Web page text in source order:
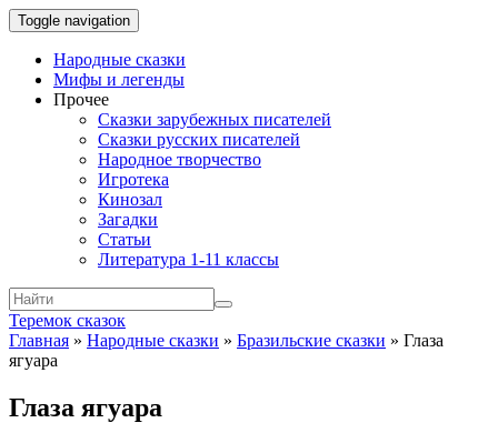
Toggle navigation
Народные сказки
Мифы и легенды
Прочее
Сказки зарубежных писателей
Сказки русских писателей
Народное творчество
Игротека
Кинозал
Загадки
Статьи
Литература 1-11 классы
Теремок сказок
Главная » Народные сказки » Бразильские сказки » Глаза
ягуара
Глаза ягуара